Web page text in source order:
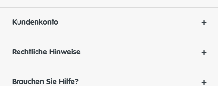
Kundenkonto
Rechtliche Hinweise
Brauchen Sie Hilfe?